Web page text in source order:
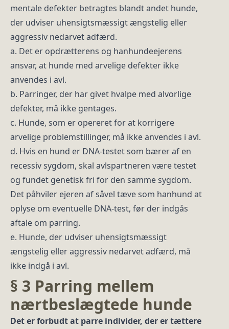
mentale defekter betragtes blandt andet hunde,
der udviser uhensigtsmæssigt ængstelig eller
aggressiv nedarvet adfærd.
a. Det er opdrætterens og hanhundeejerens
ansvar, at hunde med arvelige defekter ikke
anvendes i avl.
b. Parringer, der har givet hvalpe med alvorlige
defekter, må ikke gentages.
c. Hunde, som er opereret for at korrigere
arvelige problemstillinger, må ikke anvendes i avl.
d. Hvis en hund er DNA-testet som bærer af en
recessiv sygdom, skal avlspartneren være testet
og fundet genetisk fri for den samme sygdom.
Det påhviler ejeren af såvel tæve som hanhund at
oplyse om eventuelle DNA-test, før der indgås
aftale om parring.
e. Hunde, der udviser uhensigtsmæssigt
ængstelig eller aggressiv nedarvet adfærd, må
ikke indgå i avl.
§ 3 Parring mellem
nærtbeslægtede hunde
Det er forbudt at parre individer, der er tættere